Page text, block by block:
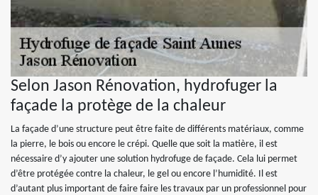
Selon Jason Rénovation, hydrofuger la
façade la protège de la chaleur
La façade d’une structure peut être faite de différents matériaux, comme
la pierre, le bois ou encore le crépi. Quelle que soit la matière, il est
nécessaire d’y ajouter une solution hydrofuge de façade. Cela lui permet
d’être protégée contre la chaleur, le gel ou encore l’humidité. Il est
d’autant plus important de faire faire les travaux par un professionnel pour